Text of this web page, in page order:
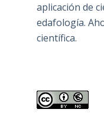
aplicación de
edafología.
científica.